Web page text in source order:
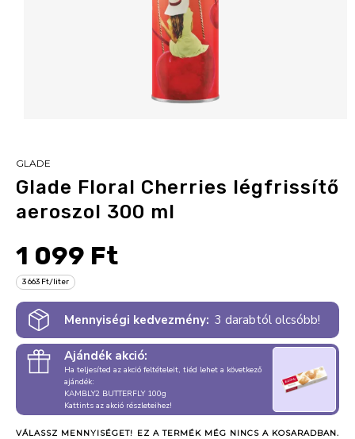
GLADE
Glade Floral Cherries légfrissítő
aeroszol 300 ml
1 099 Ft
3 663 Ft/liter
Mennyiségi kedvezmény: 3 darabtól olcsóbb!
Ajándék akció:
Ha teljesíted az akció feltételeit, tiéd lehet a következő
ajándék:
KAMBLY2 BUTTERFLY 100g
Kattints az akció részleteihez!
VÁLASSZ MENNYISÉGET! EZ A TERMÉK MÉG NINCS A KOSARADBAN.